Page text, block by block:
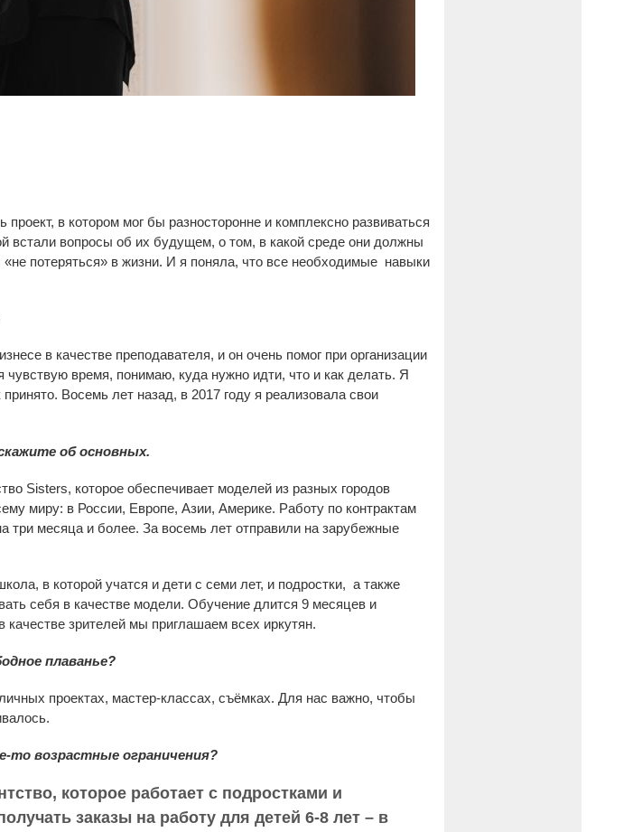
в котором мог бы разносторонне и комплексно развиваться
встали вопросы об их будущем, о том, в какой среде они должны
потеряться» в жизни. И я поняла, что все необходимые навыки
в качестве преподавателя, и он очень помог при организации
чувствую время, понимаю, куда нужно идти, что и как делать. Я
Восемь лет назад, в 2017 году я реализовала свои
об основных.
Sisters, которое обеспечивает моделей из разных городов
миру: в России, Европе, Азии, Америке. Работу по контрактам
три месяца и более. За восемь лет отправили на зарубежные
в которой учатся и дети с семи лет, и подростки, а также
себя в качестве модели. Обучение длится 9 месяцев и
зрителей мы приглашаем всех иркутян.
плаванье?
проектах, мастер-классах, съёмках. Для нас важно, чтобы
возрастные ограничения?
которое работает с подростками и
заказы на работу для детей 6-8 лет – в